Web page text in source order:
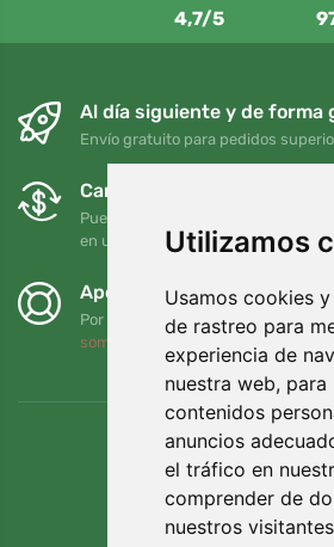
Utilizamos
Usamos cookies
de rastreo para
experiencia de
nuestra web,
contenidos
anuncios
el tráfico en
comprender de
nuestros
4,7/5
Al día siguiente y de forma
Envío gratuito para pedidos
Cambios y devoluciones
Puede devolver o cambiar su
en un plazo de 90 días
Apoyamos a Trees.org
Por cada pedido plantamos un
somos